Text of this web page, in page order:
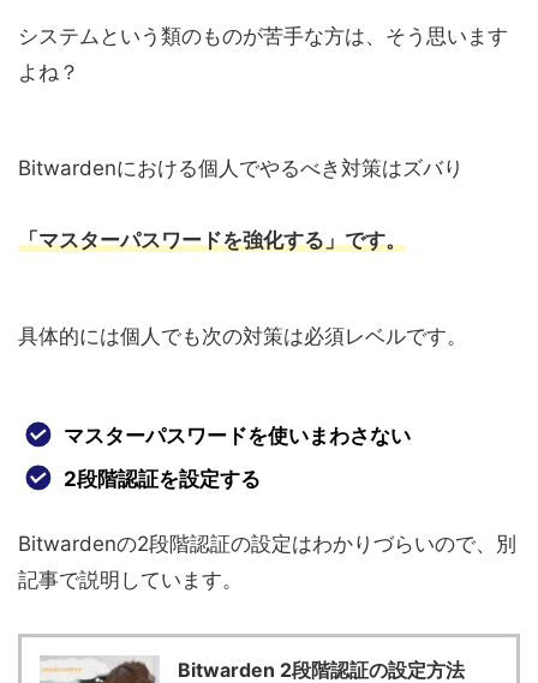
システムという類のものが苦手な方は、そう思います
よね？
Bitwardenにおける個人でやるべき対策はズバり
「マスターパスワードを強化する」です。
具体的には個人でも次の対策は必須レベルです。
マスターパスワードを使いまわさない
2段階認証を設定する
Bitwardenの2段階認証の設定はわかりづらいので、別
記事で説明しています。
Bitwarden 2段階認証の設定方法